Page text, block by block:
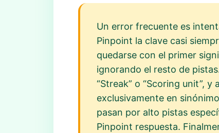
Un error frecuente es
Pinpoint la clave casi
quedarse con el primer
ignorando el resto de
“Streak” o “Scoring unit”,
exclusivamente en
pasan por alto pistas
Pinpoint respuesta.